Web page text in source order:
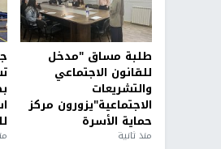
طلبة مساق "مدخل
للقانون الاجتماعي
والتشريعات
الاجتماعية"يزورون مركز
حماية الأسرة
منذ ثانية منذ